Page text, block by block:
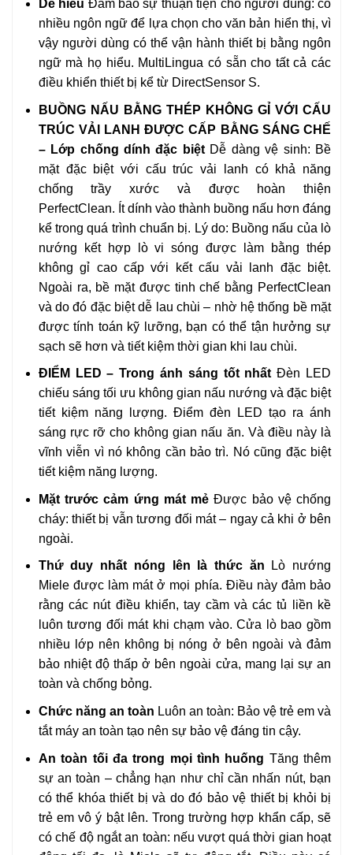
Dễ hiểu Đảm bảo sự thuận tiện cho người dùng: có
nhiều ngôn ngữ để lựa chọn cho văn bản hiển thị, vì
vậy người dùng có thể vận hành thiết bị bằng ngôn
ngữ mà họ hiểu. MultiLingua có sẵn cho tất cả các
điều khiển thiết bị kể từ DirectSensor S.
BUỒNG NẤU BẰNG THÉP KHÔNG GỈ VỚI CẤU
TRÚC VẢI LANH ĐƯỢC CẤP BẰNG SÁNG CHẾ
– Lớp chống dính đặc biệt Dễ dàng vệ sinh: Bề
mặt đặc biệt với cấu trúc vải lanh có khả năng
chống trầy xước và được hoàn thiện
PerfectClean. Ít dính vào thành buồng nấu hơn đáng
kể trong quá trình chuẩn bị. Lý do: Buồng nấu của lò
nướng kết hợp lò vi sóng được làm bằng thép
không gỉ cao cấp với kết cấu vải lanh đặc biệt.
Ngoài ra, bề mặt được tinh chế bằng PerfectClean
và do đó đặc biệt dễ lau chùi – nhờ hệ thống bề mặt
được tính toán kỹ lưỡng, bạn có thể tận hưởng sự
sạch sẽ hơn và tiết kiệm thời gian khi lau chùi.
ĐIỂM LED – Trong ánh sáng tốt nhấtĐèn LED
chiếu sáng tối ưu không gian nấu nướng và đặc biệt
tiết kiệm năng lượng. Điểm đèn LED tạo ra ánh
sáng rực rỡ cho không gian nấu ăn. Và điều này là
vĩnh viễn vì nó không cần bảo trì. Nó cũng đặc biệt
tiết kiệm năng lượng.
Mặt trước cảm ứng mát mẻĐược bảo vệ chống
cháy: thiết bị vẫn tương đối mát – ngay cả khi ở bên
ngoài.
Thứ duy nhất nóng lên là thức ăn Lò nướng
Miele được làm mát ở mọi phía. Điều này đảm bảo
rằng các nút điều khiển, tay cầm và các tủ liền kề
luôn tương đối mát khi chạm vào. Cửa lò bao gồm
nhiều lớp nên không bị nóng ở bên ngoài và đảm
bảo nhiệt độ thấp ở bên ngoài cửa, mang lại sự an
toàn và chống bỏng.
Chức năng an toàn Luôn an toàn: Bảo vệ trẻ em và
tắt máy an toàn tạo nên sự bảo vệ đáng tin cậy.
An toàn tối đa trong mọi tình huống Tăng thêm
sự an toàn – chẳng hạn như chỉ cần nhấn nút, bạn
có thể khóa thiết bị và do đó bảo vệ thiết bị khỏi bị
trẻ em vô ý bật lên. Trong trường hợp khẩn cấp, sẽ
có chế độ ngắt an toàn: nếu vượt quá thời gian hoạt